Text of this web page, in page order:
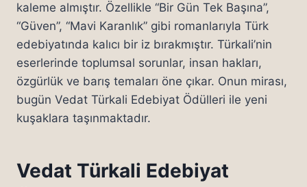
kaleme almıştır. Özellikle “Bir Gün Tek Başına”,
“Güven”, “Mavi Karanlık” gibi romanlarıyla Türk
edebiyatında kalıcı bir iz bırakmıştır. Türkali’nin
eserlerinde toplumsal sorunlar, insan hakları,
özgürlük ve barış temaları öne çıkar. Onun mirası,
bugün Vedat Türkali Edebiyat Ödülleri ile yeni
kuşaklara taşınmaktadır.
Vedat Türkali Edebiyat